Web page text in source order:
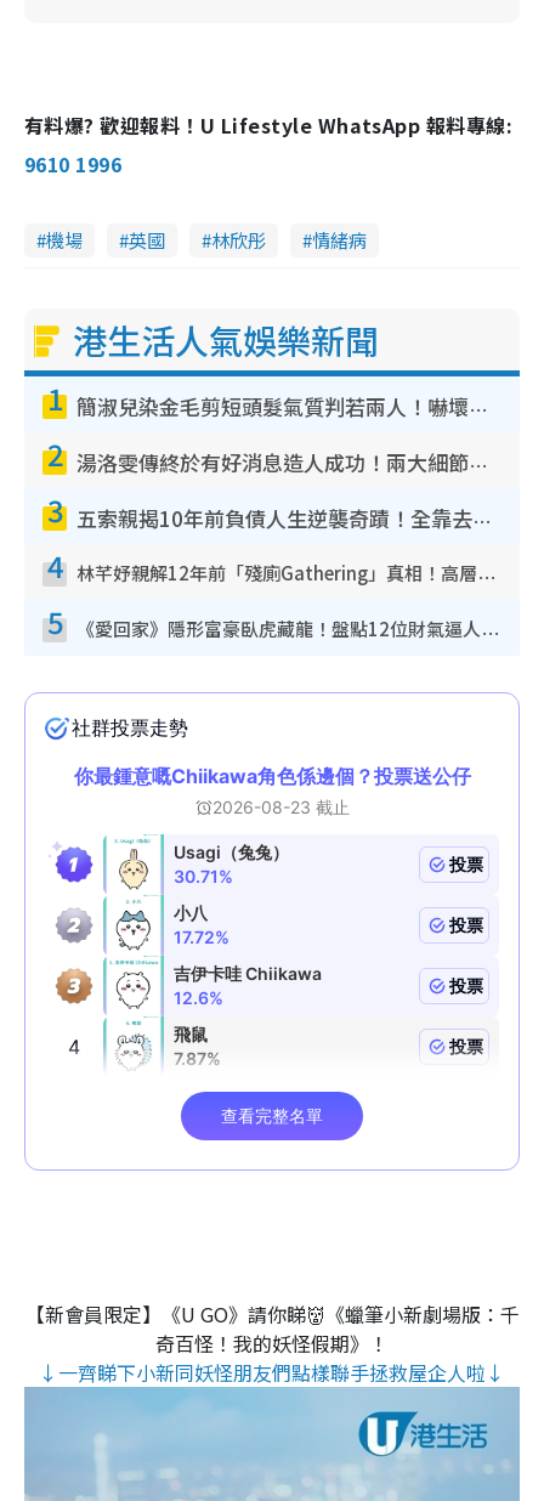
有料爆? 歡迎報料！U Lifestyle WhatsApp 報料專線:
9610 1996
機場 英國 林欣彤 情緒病
港生活人氣娛樂新聞
1 簡淑兒染金毛剪短頭髮氣質判若兩人！嚇壞老公麥大力都認唔出：「你做咩事？」
2 湯洛雯傳終於有好消息造人成功！兩大細節曝孕味極濃惹猜測：大肚婆先會咁！
3 五索親揭10年前負債人生逆襲奇蹟！全靠去一地方轉運後即遇上馬先生
4 林芊妤親解12年前「殘廁Gathering」真相！高層解約一句話重創尊嚴至今拒返TVB
5 《愛回家》隱形富豪臥虎藏龍！盤點12位財氣逼人的有錢藝人：呢位靚女3億身家唔憂做
【新會員限定】《U GO》請你睇👹《蠟筆小新劇場版：千
奇百怪！我的妖怪假期》！
↓一齊睇下小新同妖怪朋友們點樣聯手拯救屋企人啦↓